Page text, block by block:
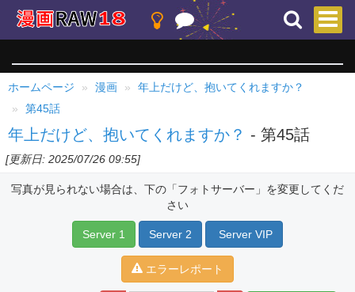
ホームページ 漫画
年上だけど、抱いてくれますか？
第45話
年上だけど、抱いてくれますか？ - 第45話
[更新日: 2025/07/26 09:55]
写真が見られない場合は、下の「フォトサーバー」を変更してくだ
さい
Server 1 Server 2 Server VIP
エラーレポート